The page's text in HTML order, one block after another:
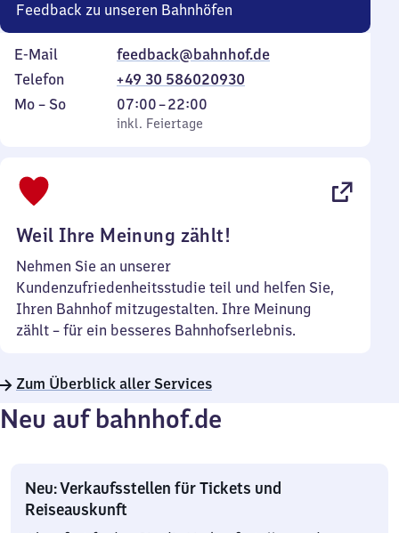
Feedback zu unseren Bahnhöfen
E-Mail
feedback@bahnhof.de
Telefon
+49 30 586020930
Montag
Mo – So,
inkl. Feiertage
07:00–22:00
Von
7
inkl. Feiertage
Weil Ihre Meinung zählt!
Nehmen Sie an unserer
Kundenzufriedenheitsstudie teil und helfen Sie,
Ihren Bahnhof mitzugestalten. Ihre Meinung
zählt – für ein besseres Bahnhofserlebnis.
Zum Überblick aller Services
Neu auf bahnhof.de
Neu: Verkaufsstellen für Tickets und
Reiseauskunft